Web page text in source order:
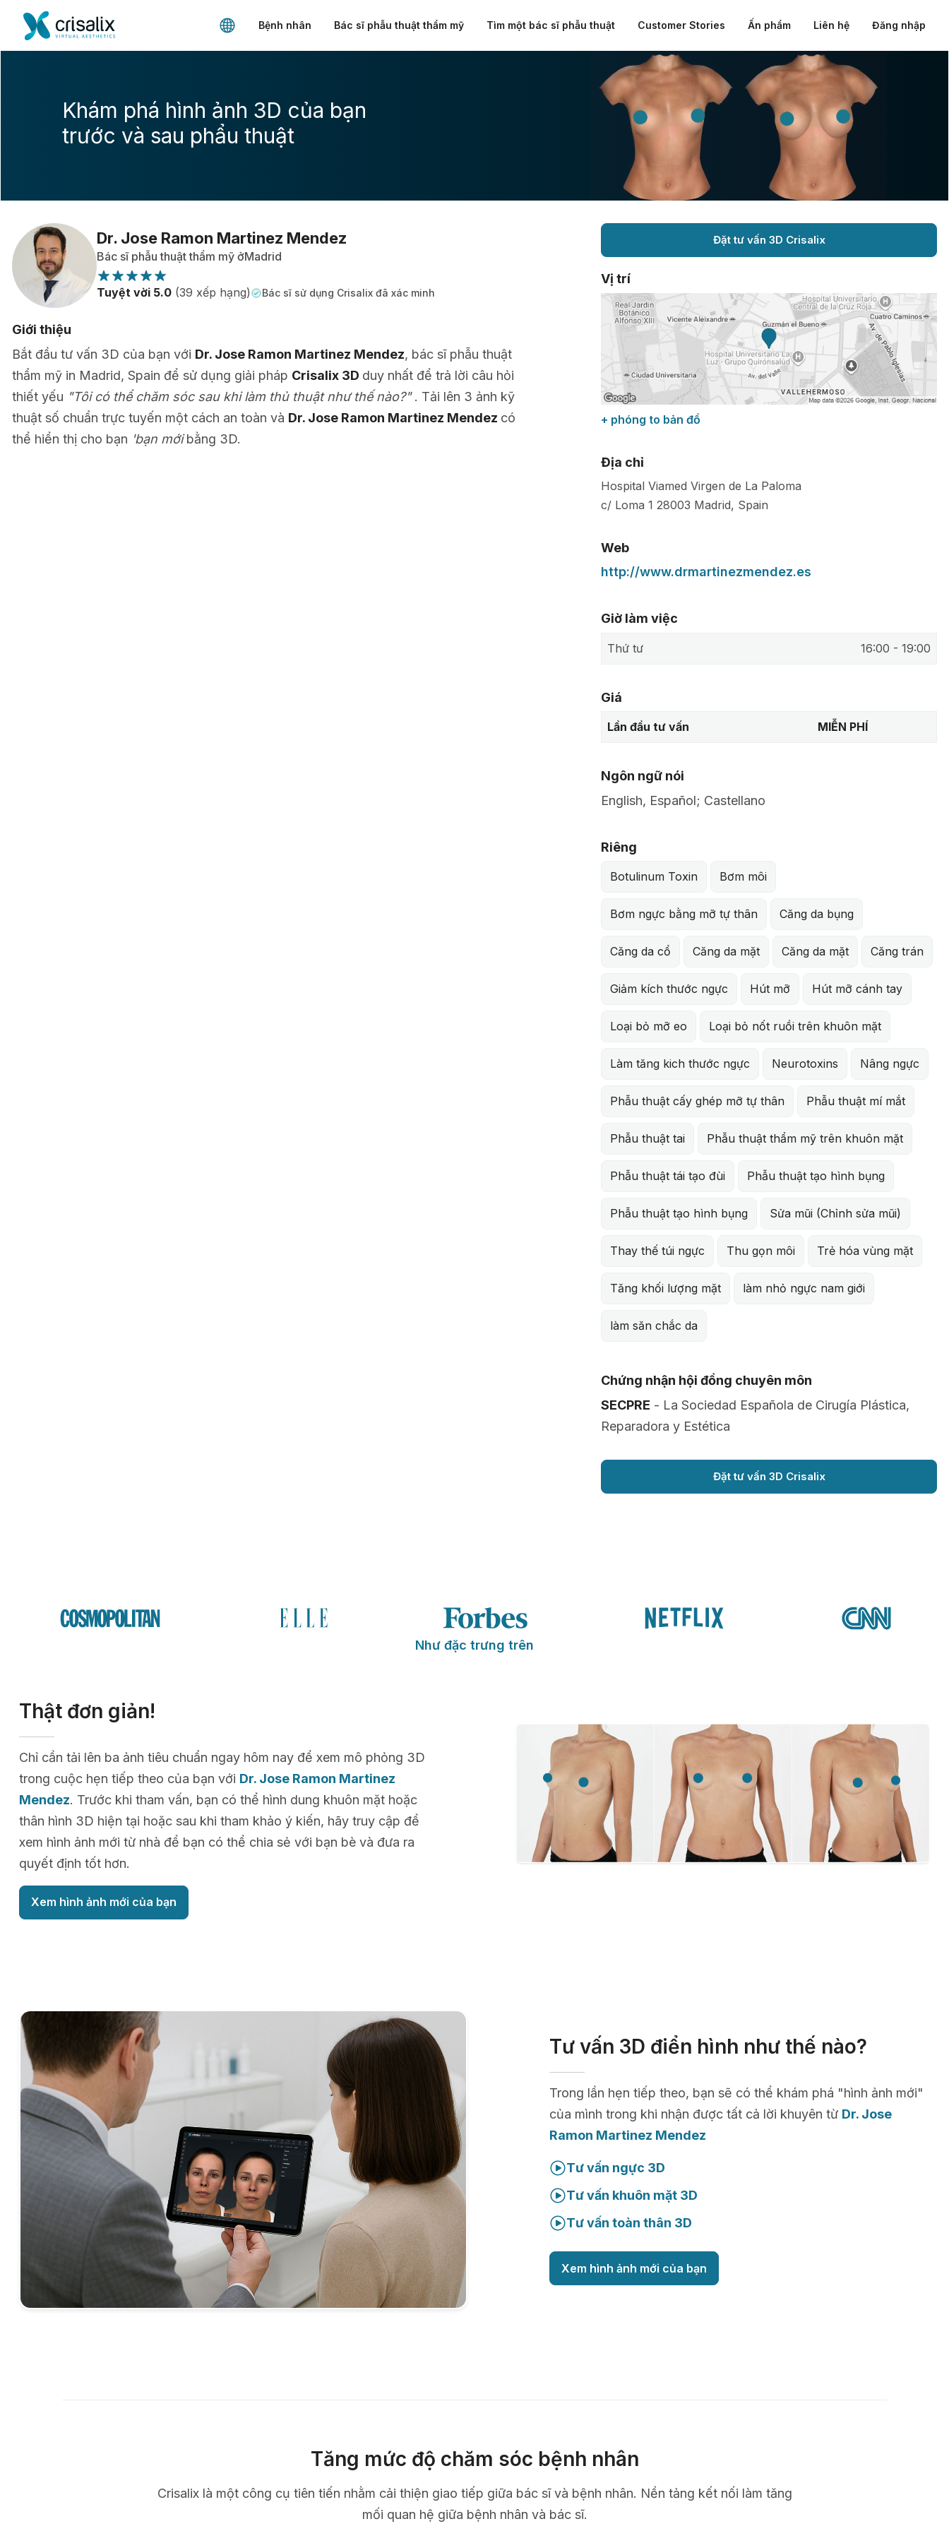
Bệnh nhân Bác sĩ phẫu thuật thẩm mỹ Tìm một bác sĩ phẫu thuật Customer Stories Ấn phẩm Liên hệ Đăng nhập
Khám phá hình ảnh 3D của bạn
trước và sau phẩu thuật
Dr. Jose Ramon Martinez Mendez
Bác sĩ phẫu thuật thẩm mỹ ởMadrid
Tuyệt vời 5.0 (39 xếp hạng) Bác sĩ sử dụng Crisalix đã xác minh
Giới thiệu
Bắt đầu tư vấn 3D của bạn với Dr. Jose Ramon Martinez Mendez, bác sĩ phẫu thuật
thẩm mỹ in Madrid, Spain để sử dụng giải pháp Crisalix 3D duy nhất để trả lời câu hỏi
thiết yếu "Tôi có thể chăm sóc sau khi làm thủ thuật như thế nào?". Tải lên 3 ảnh kỹ
thuật số chuẩn trực tuyến một cách an toàn và Dr. Jose Ramon Martinez Mendez có
thể hiển thị cho bạn 'bạn mớibằng 3D.
Đặt tư vấn 3D Crisalix
Vị trí
+ phóng to bản đồ
Địa chỉ
Hospital Viamed Virgen de La Paloma
c/ Loma 1 28003 Madrid, Spain
Web
http://www.drmartinezmendez.es
Giờ làm việc
Thứ tư 16:00 - 19:00
Giá
Lần đầu tư vấn MIỄN PHÍ
Ngôn ngữ nói
English, Español; Castellano
Riêng
Botulinum Toxin Bơm môi
Bơm ngực bằng mỡ tự thân Căng da bụng
Căng da cổ Căng da mặt Căng da mặt Căng trán
Giảm kích thước ngực Hút mỡ Hút mỡ cánh tay
Loại bỏ mỡ eo Loại bỏ nốt ruồi trên khuôn mặt
Làm tăng kich thước ngực Neurotoxins Nâng ngực
Phẫu thuật cấy ghép mỡ tự thân Phẫu thuật mí mắt
Phẫu thuật tai Phẫu thuật thẩm mỹ trên khuôn mặt
Phẫu thuật tái tạo đùi Phẫu thuật tạo hình bụng
Phẫu thuật tạo hình bụng Sửa mũi (Chỉnh sửa mũi)
Thay thế túi ngực Thu gọn môi Trẻ hóa vùng mặt
Tăng khối lượng mặt làm nhỏ ngực nam giới
làm săn chắc da
Chứng nhận hội đồng chuyên môn
SECPRE - La Sociedad Española de Cirugía Plástica,
Reparadora y Estética
Đặt tư vấn 3D Crisalix
Như đặc trưng trên
Thật đơn giản!
Chỉ cần tải lên ba ảnh tiêu chuẩn ngay hôm nay để xem mô phỏng 3D
trong cuộc hẹn tiếp theo của bạn với Dr. Jose Ramon Martinez
Mendez. Trước khi tham vấn, bạn có thể hình dung khuôn mặt hoặc
thân hình 3D hiện tại hoặc sau khi tham khảo ý kiến, hãy truy cập để
xem hình ảnh mới từ nhà để bạn có thể chia sẻ với bạn bè và đưa ra
quyết định tốt hơn.
Xem hình ảnh mới của bạn
Tư vấn 3D điển hình như thế nào?
Trong lần hẹn tiếp theo, bạn sẽ có thể khám phá "hình ảnh mới"
của mình trong khi nhận được tất cả lời khuyên từ Dr. Jose
Ramon Martinez Mendez
Tư vấn ngực 3D
Tư vấn khuôn mặt 3D
Tư vấn toàn thân 3D
Xem hình ảnh mới của bạn
Tăng mức độ chăm sóc bệnh nhân
Crisalix là một công cụ tiên tiến nhằm cải thiện giao tiếp giữa bác sĩ và bệnh nhân. Nền tảng kết nối làm tăng
mối quan hệ giữa bệnh nhân và bác sĩ.